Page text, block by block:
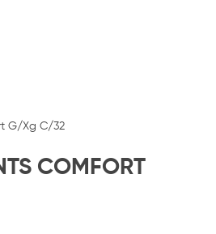
G/Xg C/32
COMFORT